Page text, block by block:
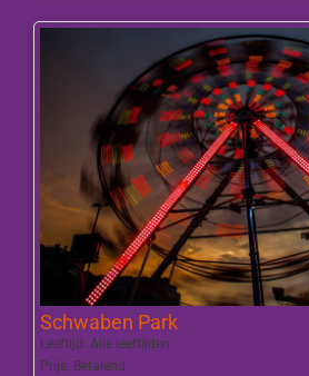
Schwaben Park
Leeftijd: Alle leeftijden
Prijs: Betalend